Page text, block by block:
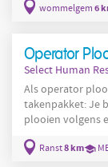
plannen en
schakelt snel bij
wommelgem 6
Operator
Select Human
Als operator
takenpakket: Je bewerkt metalen buizen door deze op maat te
plooien volgens een
Gaandeweg leer
Ranst8 km